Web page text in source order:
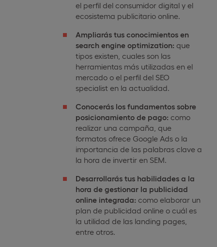
el perfil del consumidor digital y el
ecosistema publicitario online.
Ampliarás tus conocimientos en
search engine optimization: que
tipos existen, cuales son las
herramientas más utilizadas en el
mercado o el perfil del SEO
specialist en la actualidad.
Conocerás los fundamentos sobre
posicionamiento de pago: como
realizar una campaña, que
formatos ofrece Google Ads o la
importancia de las palabras clave a
la hora de invertir en SEM.
Desarrollarás tus habilidades a la
hora de gestionar la publicidad
online integrada: como elaborar un
plan de publicidad online o cuál es
la utilidad de las landing pages,
entre otros.